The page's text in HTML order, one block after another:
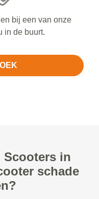
bij een van onze
in de buurt.
Scooters in
schade